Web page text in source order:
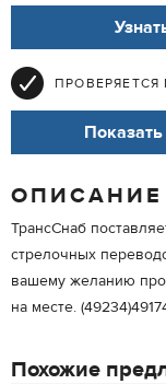
ОПИСАНИЕ
ТрансСнаб
стрелочных
вашему желанию
на месте.
Похожие